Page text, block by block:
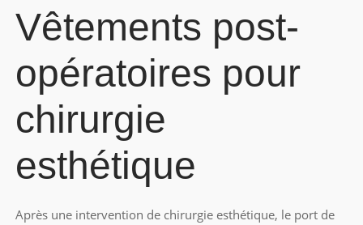
Vêtements post-
opératoires pour
chirurgie
esthétique
Après une intervention de chirurgie esthétique, le port de